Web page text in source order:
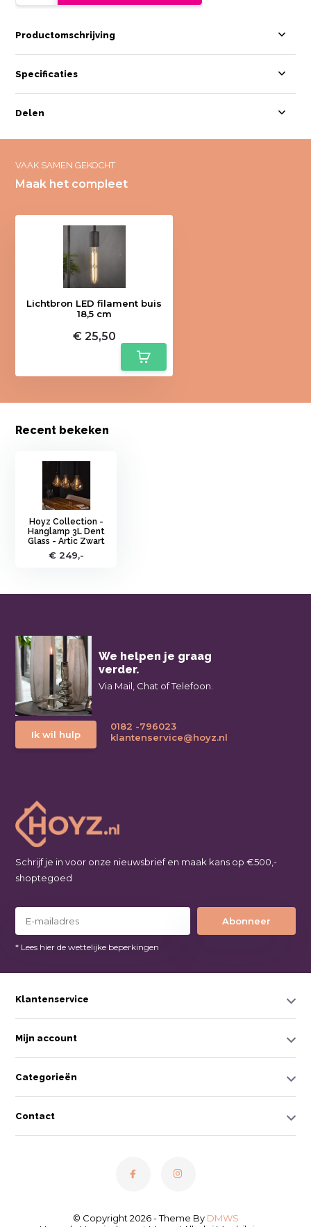
Productomschrijving
Specificaties
Delen
VAAK SAMEN GEKOCHT
Maak het compleet
Lichtbron LED filament buis
18,5 cm
€ 25,50
Recent bekeken
Hoyz Collection -
Hanglamp 3L Dent
Glass - Artic Zwart
€ 249,-
We helpen je graag
verder.
Via Mail, Chat of Telefoon.
Ik wil hulp
0182 -796023
klantenservice@hoyz.nl
Schrijf je in voor onze nieuwsbrief en maak kans op €500,-
shoptegoed
Abonneer
* Lees hier de wettelijke beperkingen
Klantenservice
Mijn account
Categorieën
Contact
© Copyright 2026 - Theme By DMWS